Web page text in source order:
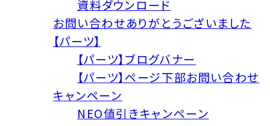
資料ダウンロード
お問い合わせありがとうございました
【パーツ】
【パーツ】ブログバナー
【パーツ】ページ下部お問い合わせ
キャンペーン
NEO値引きキャンペーン